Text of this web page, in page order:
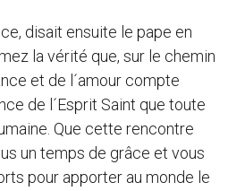
disait ensuite le pape en
la vérité que, sur le chemin
et de l´amour compte
de l´Esprit Saint que toute
Que cette rencontre
un temps de grâce et vous
pour apporter au monde le